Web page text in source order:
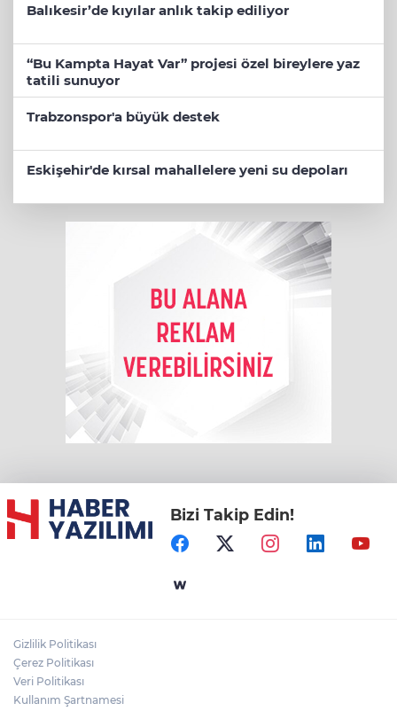
Balıkesir’de kıyılar anlık takip ediliyor
“Bu Kampta Hayat Var” projesi özel bireylere yaz
tatili sunuyor
Trabzonspor'a büyük destek
Eskişehir'de kırsal mahallelere yeni su depoları
Bizi Takip Edin!
Gizlilik Politikası
Çerez Politikası
Veri Politikası
Kullanım Şartnamesi